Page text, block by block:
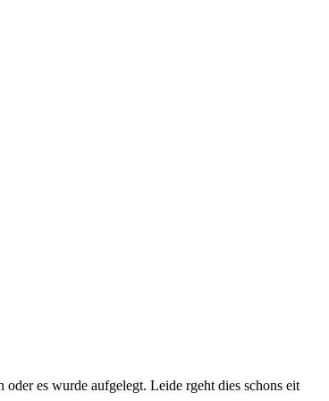
es wurde aufgelegt. Leide rgeht dies schons eit